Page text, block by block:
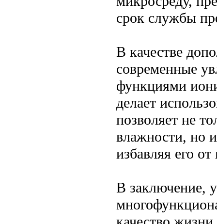
срок службы
В качестве
современные
функциями
делает
позволяет не
влажности, но
избавляя его
В заключение,